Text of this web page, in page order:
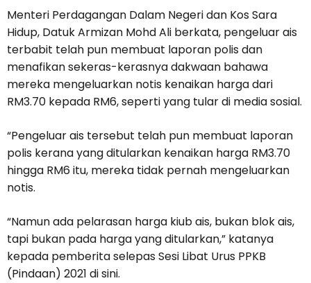
Menteri Perdagangan Dalam Negeri dan Kos Sara
Hidup, Datuk Armizan Mohd Ali berkata, pengeluar ais
terbabit telah pun membuat laporan polis dan
menafikan sekeras-kerasnya dakwaan bahawa
mereka mengeluarkan notis kenaikan harga dari
RM3.70 kepada RM6, seperti yang tular di media sosial.
“Pengeluar ais tersebut telah pun membuat laporan
polis kerana yang ditularkan kenaikan harga RM3.70
hingga RM6 itu, mereka tidak pernah mengeluarkan
notis.
“Namun ada pelarasan harga kiub ais, bukan blok ais,
tapi bukan pada harga yang ditularkan,” katanya
kepada pemberita selepas Sesi Libat Urus PPKB
(Pindaan) 2021 di sini.